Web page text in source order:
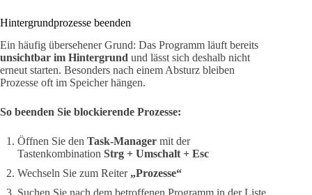
Hintergrundprozesse beenden
Ein häufig übersehener Grund: Das Programm läuft bereits
unsichtbar im Hintergrund und lässt sich deshalb nicht
erneut starten. Besonders nach einem Absturz bleiben
Prozesse oft im Speicher hängen.
So beenden Sie blockierende Prozesse:
Öffnen Sie den Task-Manager mit der
Tastenkombination Strg + Umschalt + Esc
Wechseln Sie zum Reiter „Prozesse“